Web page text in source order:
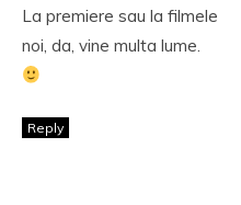
La premiere sau la filmele
noi, da, vine multa lume.
Reply